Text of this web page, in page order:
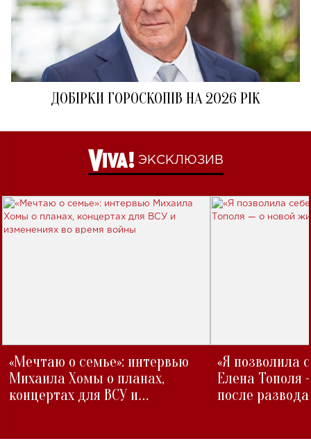
ДОБІРКИ ГОРОСКОПІВ НА 2026 РІК
ЭКСКЛЮЗИВ
«Мечтаю о семье»: интервью
Михаила Хомы о планах,
концертах для ВСУ и
«Я позволила
Елена Тополя
после развода